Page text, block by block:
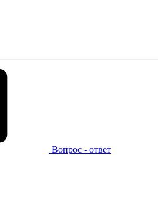
Вопрос - ответ